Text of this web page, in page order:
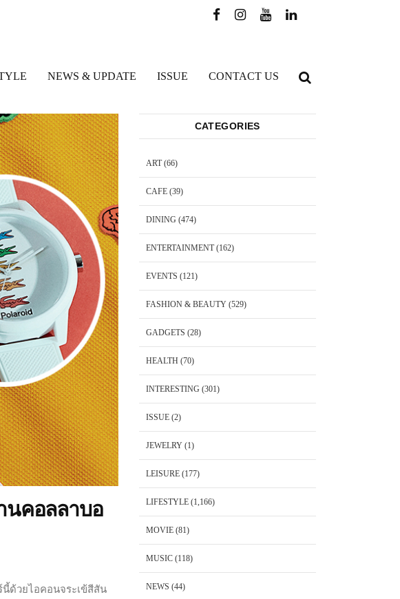
NEWS & UPDATE ISSUE CONTACT US
นคอลลาบอ
นี้ด้วยไอคอนจระเข้สีสัน
CATEGORIES
ART(66)
CAFE(39)
DINING (474)
ENTERTAINMENT(162)
EVENTS (121)
FASHION & BEAUTY(529)
GADGETS (28)
HEALTH (70)
INTERESTING (301)
ISSUE(2)
JEWELRY(1)
LEISURE(177)
LIFESTYLE(1,166)
MOVIE(81)
MUSIC(118)
NEWS (44)